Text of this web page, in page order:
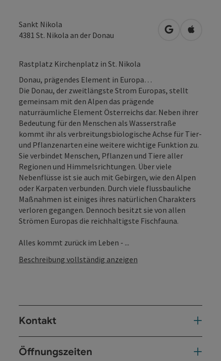
Sankt Nikola
4381 St. Nikola an der Donau in Google
in
Rastplatz Kirchenplatz in St. Nikola
Donau, prägendes Element in Europa…
Die Donau, der zweitlängste Strom Europas, stellt
gemeinsam mit den Alpen das prägende
naturräumliche Element Österreichs dar. Neben ihrer
Bedeutung für den Menschen als Wasserstraße
kommt ihr als verbreitungsbiologische Achse für Tier-
und Pflanzenarten eine weitere wichtige Funktion zu.
Sie verbindet Menschen, Pflanzen und Tiere aller
Regionen und Himmelsrichtungen. Über viele
Nebenflüsse ist sie auch mit Gebirgen, wie den Alpen
oder Karpaten verbunden. Durch viele flussbauliche
Maßnahmen ist einiges ihres natürlichen Charakters
verloren gegangen. Dennoch besitzt sie von allen
Strömen Europas die reichhaltigste Fischfauna.
Alles kommt zurück im Leben - ...
Beschreibung vollständig anzeigen
Kontakt
Öffnungszeiten